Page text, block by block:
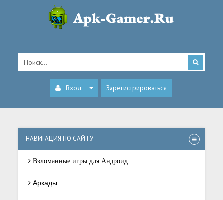
Вход Зарегистрироваться
НАВИГАЦИЯ ПО САЙТУ
Взломанные игры для Андроид
Аркады